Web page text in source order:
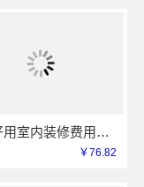
本地好用室内装修费用预算江西圣匠新型环保材料有限公司
￥76.82